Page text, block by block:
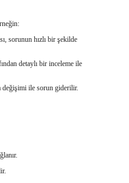
sorunun hızlı bir şekilde
detaylı bir inceleme ile
değişimi ile sorun giderilir.